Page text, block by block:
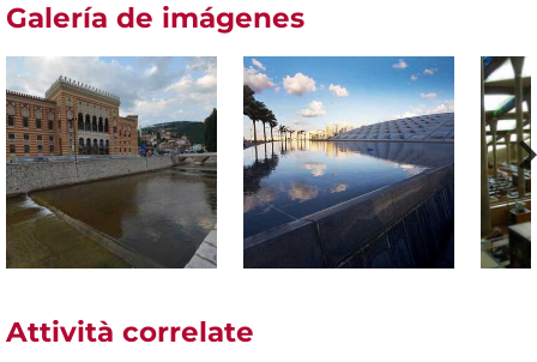
Galería de imágenes
Attività correlate